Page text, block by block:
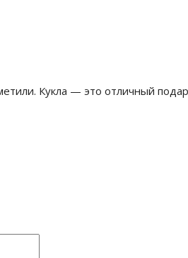
Кукла — это отличный